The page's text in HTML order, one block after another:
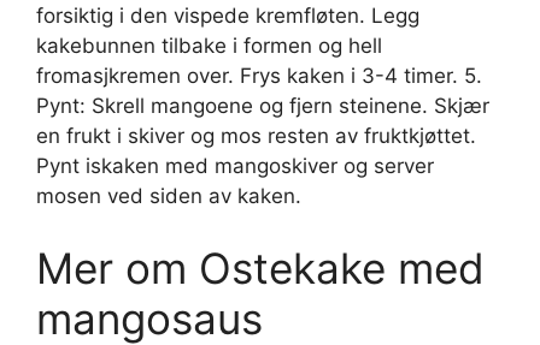
forsiktig i den vispede kremfløten. Legg
kakebunnen tilbake i formen og hell
fromasjkremen over. Frys kaken i 3-4 timer. 5.
Pynt: Skrell mangoene og fjern steinene. Skjær
en frukt i skiver og mos resten av fruktkjøttet.
Pynt iskaken med mangoskiver og server
mosen ved siden av kaken.
Mer om Ostekake med
mangosaus